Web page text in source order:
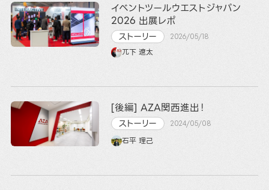
イベントツールウエストジャパン
2026 出展レポ
ストーリー 2026/05/18
兀下 遼太
[後編] AZA関西進出！
ストーリー 2024/05/08
石平 理己